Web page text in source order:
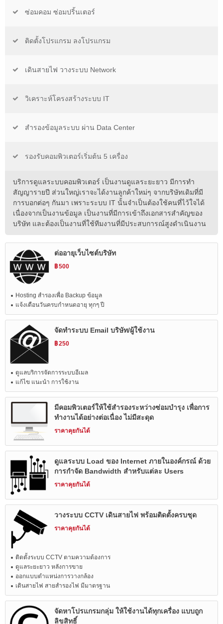
ซ่อมคอม ซ่อมปริ้นเตอร์
ติดตั้งโปรแกรม ลงโปรแกรม
เดินสายไฟ วางระบบ Network
วิเคราะห์โครงสร้างระบบ IT
สำรองข้อมูลระบบ ผ่าน Data Center
รองรับคอมพิวเตอร์เริ่มต้น 5 เครื่อง
บริการดูแลระบบคอมพิวเตอร์ เป็นงานดูแลระยะยาว มีการทำ
สัญญารายปี ส่วนใหญ่เราจะได้งานลูกค้าใหม่ๆ จากบริษัทเดิมที่มี
การบอกต่อๆ กันมา เพราะระบบ IT นั้นจำเป็นต้องใช้คนที่ไว้ใจได้
เนื่องจากเป็นงานข้อมูล เป็นงานที่มีการเข้าถึงเอกสารสำคัญของ
บริษัท และต้องเป็นงานที่ใช้ทีมงานที่มีประสบการณ์สูงดำเนินงาน
ต่ออายุเว็บไซต์บริษัท
฿500
Hosting สำรองเพื่อ Backup ข้อมูล
แจ้งเตือนวันครบกำหนดอายุ ทุกๆ ปี
จัดทำระบบ Email บริษัท/ผู้ใช้งาน
฿250
ดูแลบริการจัดการระบบอีเมล
แก้ไข แนะนำ การใช้งาน
มีคอมพิวเตอร์ให้ใช้สำรองระหว่างซ่อมบำรุง เพื่อการ
ทำงานได้อย่างต่อเนื่อง ไม่มีสะดุด
ราคาคุยกันได้
ดูแลระบบ Load ของ Internet ภายในองค์กรณ์ ด้วย
การกำจัด Bandwidth สำหรับแต่ละ Users
ราคาคุยกันได้
วางระบบ CCTV เดินสายไฟ พร้อมติดตั้งครบชุด
ราคาคุยกันได้
ติดตั้งระบบ CCTV ตามความต้องการ
ดูแลระยะยาว หลังการขาย
ออกแบบตำแหน่งการวางกล้อง
เดินสายไฟ สายสำรองไฟ มีมาตรฐาน
จัดหาโปรแกรมกลุ่ม ให้ใช้งานได้ทุกเครื่อง แบบถูก
ลิขสิทธิ์